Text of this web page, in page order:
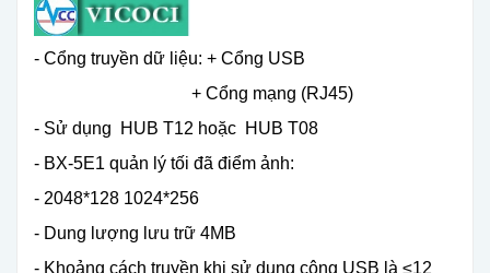
- Cổng truyền dữ liệu: + Cổng USB
+ Cổng mạng (RJ45)
- Sử dụng HUB T12 hoặc HUB T08
- BX-5E1 quản lý tối đã điểm ảnh:
- 2048*128 1024*256
- Dung lượng lưu trữ 4MB
- Khoảng cách truyền khi sử dụng công USB là ≤12